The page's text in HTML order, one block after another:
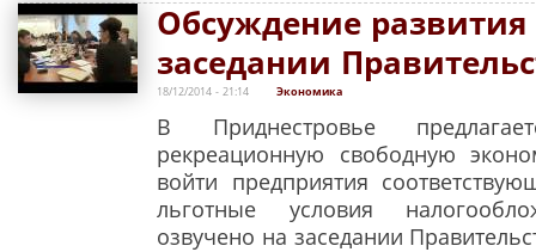
Обсуждение
заседании
18/12/2014 - 21:14 Экономика
В Приднестровье
рекреационную свободную
войти предприятия
льготные условия
озвучено на заседании